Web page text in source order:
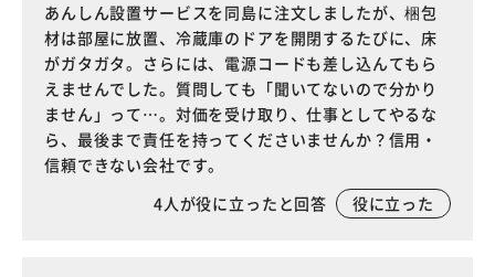
あんしん設置サービスを同島に注文しましたが、梱包
材は部屋に放置、冷蔵庫のドアを開閉するたびに、床
がガタガタ。さらには、電源コードも差し込んてもら
えませんでした。質問しても「聞いてないので分かり
ません」って…。対価を受け取り、仕事としてやるな
ら、最後まで責任を持ってくださいませんか？信用・
信頼できない会社です。
4人が役に立ったと回答 役に立った